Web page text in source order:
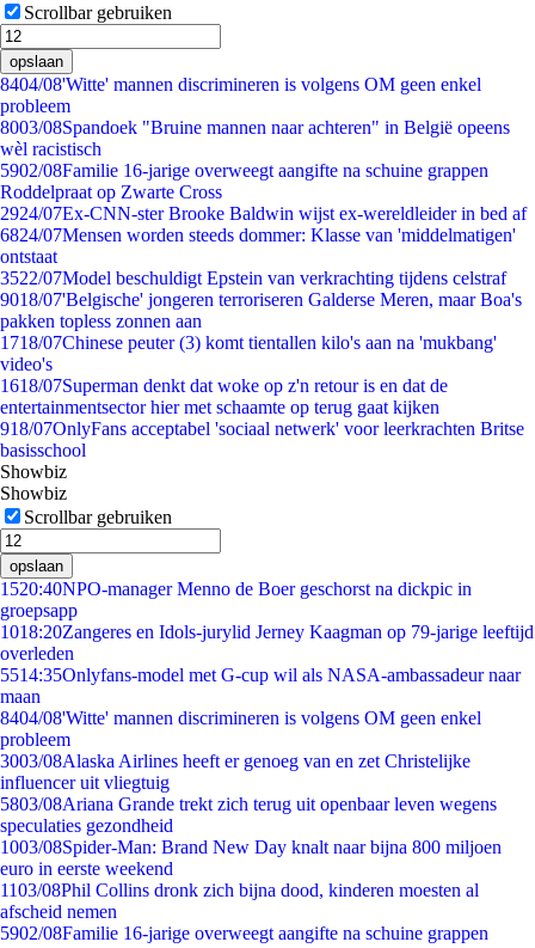
Scrollbar gebruiken
opslaan
8404/08'Witte' mannen discrimineren is volgens OM geen enkel
probleem
8003/08Spandoek "Bruine mannen naar achteren" in België opeens
wèl racistisch
5902/08Familie 16-jarige overweegt aangifte na schuine grappen
Roddelpraat op Zwarte Cross
2924/07Ex-CNN-ster Brooke Baldwin wijst ex-wereldleider in bed af
6824/07Mensen worden steeds dommer: Klasse van 'middelmatigen'
ontstaat
3522/07Model beschuldigt Epstein van verkrachting tijdens celstraf
9018/07'Belgische' jongeren terroriseren Galderse Meren, maar Boa's
pakken topless zonnen aan
1718/07Chinese peuter (3) komt tientallen kilo's aan na 'mukbang'
video's
1618/07Superman denkt dat woke op z'n retour is en dat de
entertainmentsector hier met schaamte op terug gaat kijken
918/07OnlyFans acceptabel 'sociaal netwerk' voor leerkrachten Britse
basisschool
Showbiz
Showbiz
Scrollbar gebruiken
opslaan
1520:40NPO-manager Menno de Boer geschorst na dickpic in
groepsapp
1018:20Zangeres en Idols-jurylid Jerney Kaagman op 79-jarige leeftijd
overleden
5514:35Onlyfans-model met G-cup wil als NASA-ambassadeur naar
maan
8404/08'Witte' mannen discrimineren is volgens OM geen enkel
probleem
3003/08Alaska Airlines heeft er genoeg van en zet Christelijke
influencer uit vliegtuig
5803/08Ariana Grande trekt zich terug uit openbaar leven wegens
speculaties gezondheid
1003/08Spider-Man: Brand New Day knalt naar bijna 800 miljoen
euro in eerste weekend
1103/08Phil Collins dronk zich bijna dood, kinderen moesten al
afscheid nemen
5902/08Familie 16-jarige overweegt aangifte na schuine grappen